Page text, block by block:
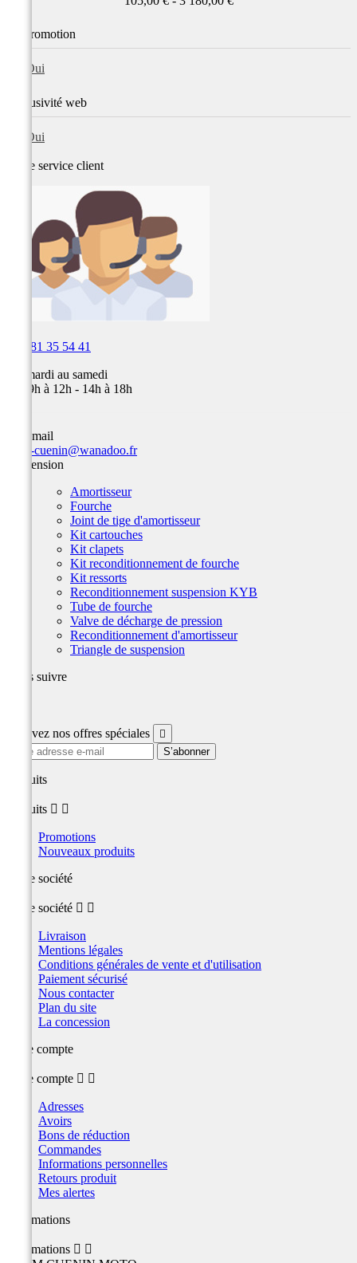
En promotion
Oui
Exclusivité web
Oui
Notre service client
03 81 35 54 41
Du mardi au samedi
de 09h à 12h - 14h à 18h
Par email
team-cuenin@wanadoo.fr
Suspension
Amortisseur
Fourche
Joint de tige d'amortisseur
Kit cartouches
Kit clapets
Kit reconditionnement de fourche
Kit ressorts
Reconditionnement suspension KYB
Tube de fourche
Valve de décharge de pression
Reconditionnement d'amortisseur
Triangle de suspension
Nous suivre
Recevez nos offres spéciales 
produits
produits  
Promotions
Nouveaux produits
Notre société
Notre société  
Livraison
Mentions légales
Conditions générales de vente et d'utilisation
Paiement sécurisé
Nous contacter
Plan du site
La concession
Votre compte
Votre compte  
Adresses
Avoirs
Bons de réduction
Commandes
Informations personnelles
Retours produit
Mes alertes
Informations
Informations  